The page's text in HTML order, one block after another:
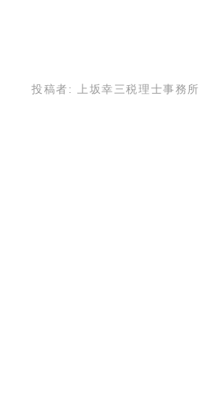
投稿者: 上坂幸三税理士事務所